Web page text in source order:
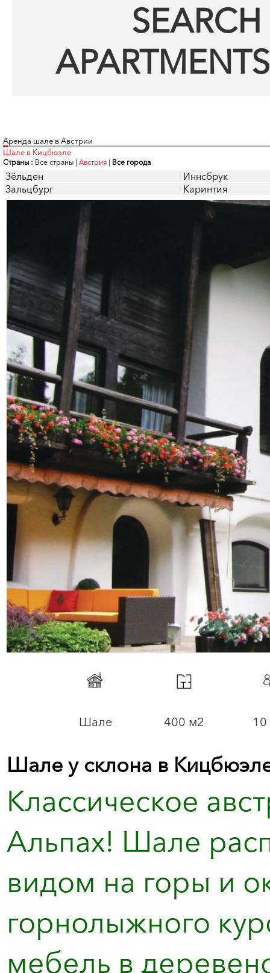
Аренда шале в Австрии
Шале в Кицбюэле
Страны : Все страны | Австрия | Все города
Зёльден
Иннсбрук
Зальцбург
Каринтия
Шале 400 м2 10
Шале у склона в
Классическое
Альпах! Шале
видом на горы и
горнолыжного
мебель в